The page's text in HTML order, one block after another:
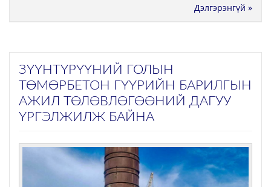
Дэлгэрэнгүй »
ЗҮҮНТҮРҮҮНИЙ ГОЛЫН
ТӨМӨРБЕТОН ГҮҮРИЙН БАРИЛГЫН
АЖИЛ ТӨЛӨВЛӨГӨӨНИЙ ДАГУУ
ҮРГЭЛЖИЛЖ БАЙНА